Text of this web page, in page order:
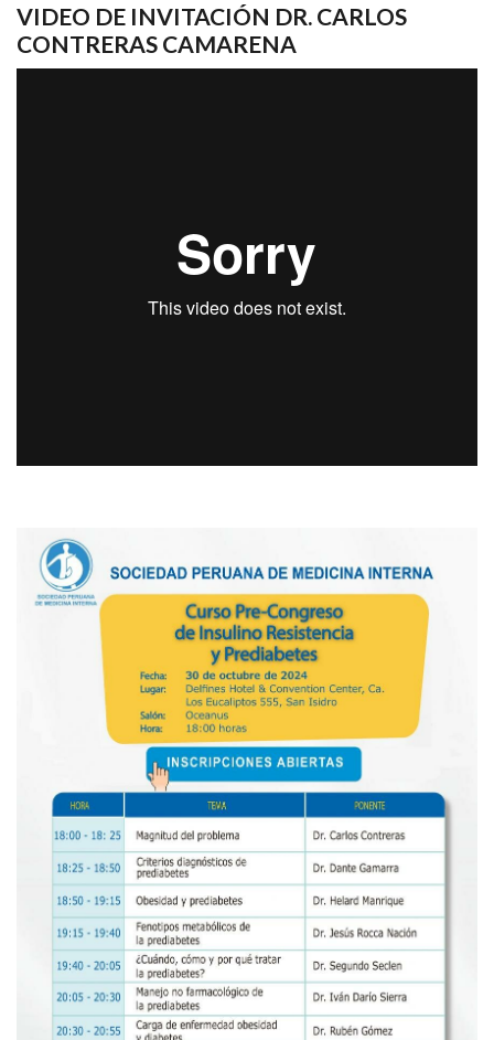
VIDEO DE INVITACIÓN DR. CARLOS
CONTRERAS CAMARENA